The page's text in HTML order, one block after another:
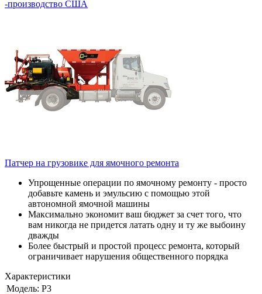
-производство США
Патчер на грузовике для ямочного ремонта
Упрощенные операции по ямочному ремонту - просто
добавьте камень и эмульсию с помощью этой
автономной ямочной машины
Максимально экономит ваш бюджет за счет того, что
вам никогда не придется латать одну и ту же выбоину
дважды
Более быстрый и простой процесс ремонта, который
ограничивает нарушения общественного порядка
Характеристики
Модель: P3